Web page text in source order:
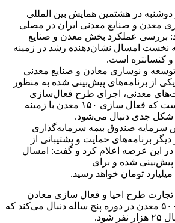
دوشنبه در هشتمین همایش بین المللی
معدن و صنایع معدنی ایران در مصلی
بررسی عملکرد بخش معدن و صنایع
نخست امسال نشان‌دهنده رشد در زمینه
و کنسانتره است.
و نوسازی معادن و صنایع معدنی
یکی از برنامه‌های پیش‌بینی شده به منظور
معدنی، اجرای طرح فعال‌سازی
معادن کوچک مقیاس است که فعال سازی ۱۵۰ معدن با زمینه
شکل جدی دنبال می‌شود.
سرمایه صندوق بیمه سرمایه‌گذاری
برنامه‌های حمایت و پشتیبانی از
این عرصه اعلام کرد و گفت: امسال
طرح احیا و فعال سازی معادن
کوچک مقیاس را برای ۵۰۰ معدن در دوره پنج ساله دنبال می‌کند که